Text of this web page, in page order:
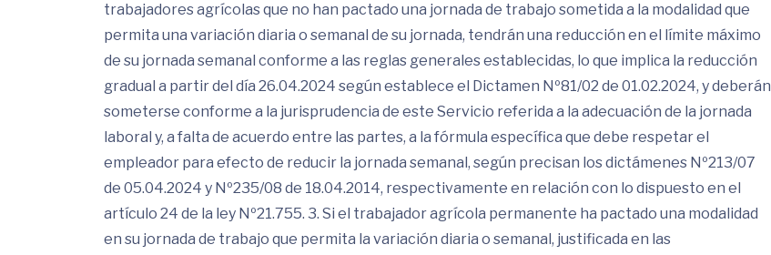
trabajadores agrícolas que no han pactado una jornada de trabajo sometida a la modalidad que
permita una variación diaria o semanal de su jornada, tendrán una reducción en el límite máximo
de su jornada semanal conforme a las reglas generales establecidas, lo que implica la reducción
gradual a partir del día 26.04.2024 según establece el Dictamen Nº81/02 de 01.02.2024, y deberán
someterse conforme a la jurisprudencia de este Servicio referida a la adecuación de la jornada
laboral y, a falta de acuerdo entre las partes, a la fórmula específica que debe respetar el
empleador para efecto de reducir la jornada semanal, según precisan los dictámenes Nº213/07
de 05.04.2024 y Nº235/08 de 18.04.2014, respectivamente en relación con lo dispuesto en el
artículo 24 de la ley Nº21.755. 3. Si el trabajador agrícola permanente ha pactado una modalidad
en su jornada de trabajo que permita la variación diaria o semanal, justificada en las